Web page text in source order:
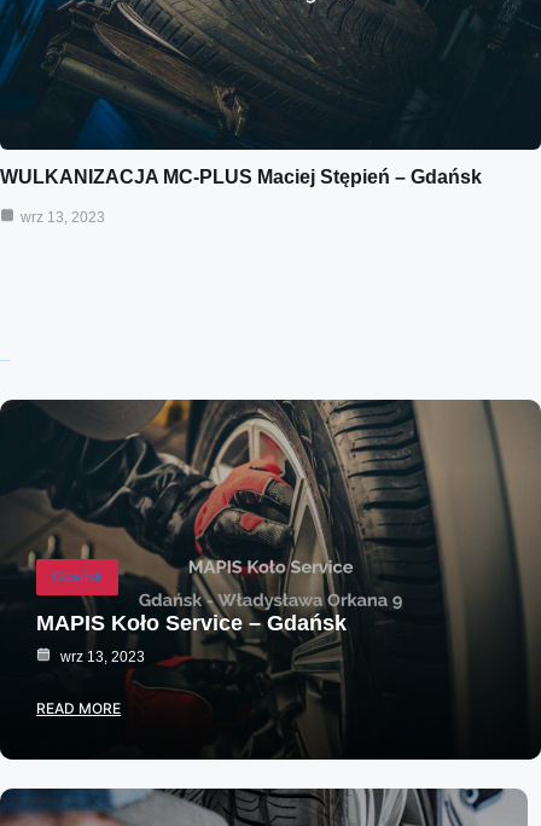
WULKANIZACJA MC-PLUS Maciej Stępień – Gdańsk
wrz 13, 2023
Gdańsk
MAPIS Koło Service – Gdańsk
wrz 13, 2023
READ MORE